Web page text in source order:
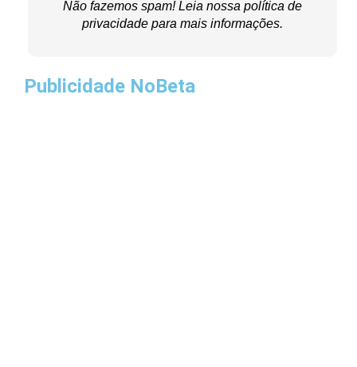
Não fazemos spam! Leia nossa política de
privacidade para mais informações.
Publicidade NoBeta